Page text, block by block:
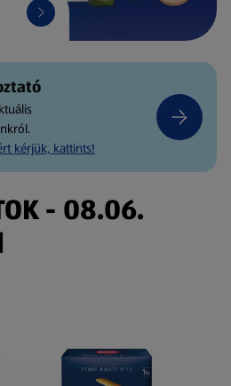
kérjük, kattints!
- 08.06.